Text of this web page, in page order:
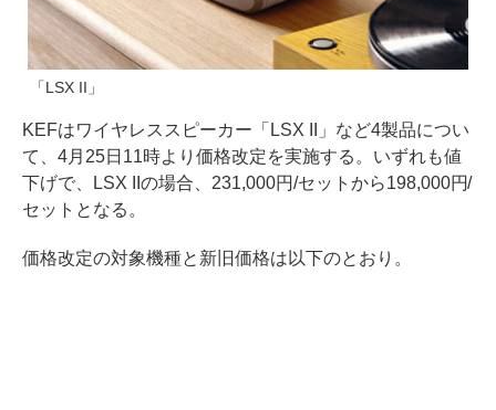
「LSX II」
KEFはワイヤレススピーカー「LSX II」など4製品につい
て、4月25日11時より価格改定を実施する。いずれも値
下げで、LSX IIの場合、231,000円/セットから198,000円/
セットとなる。
価格改定の対象機種と新旧価格は以下のとおり。